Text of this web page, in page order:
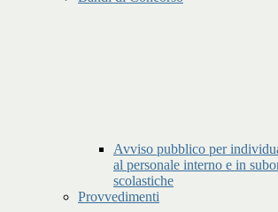
Avviso pubblico per
al personale interno e in
scolastiche
Provvedimenti